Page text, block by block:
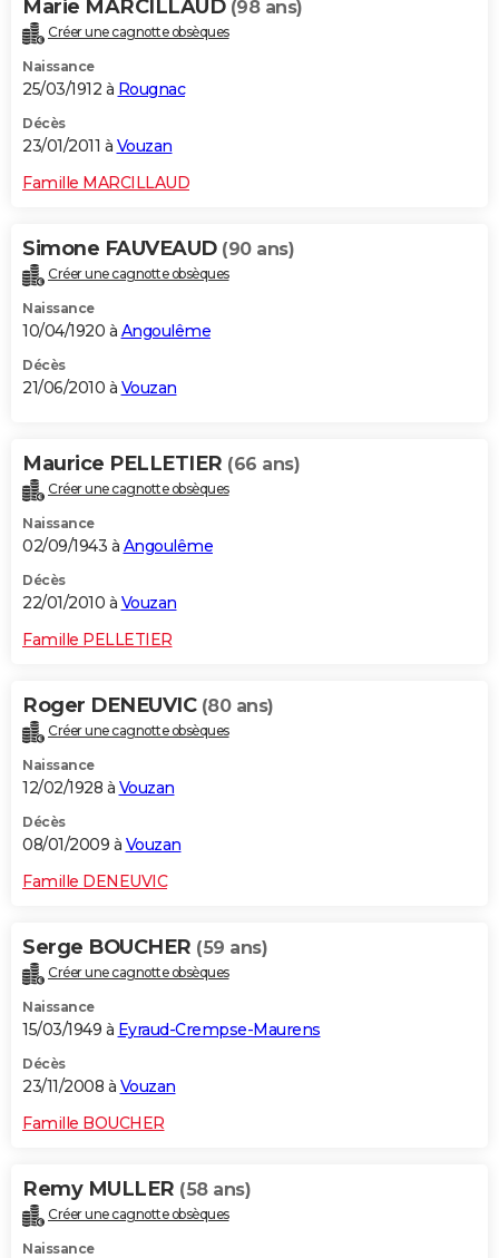
Marie MARCILLAUD (98 ans)
Créer une cagnotte obsèques
Naissance
25/03/1912 à Rougnac
Décès
23/01/2011 à Vouzan
Famille MARCILLAUD
Simone FAUVEAUD (90 ans)
Créer une cagnotte obsèques
Naissance
10/04/1920 à Angoulême
Décès
21/06/2010 à Vouzan
Maurice PELLETIER (66 ans)
Créer une cagnotte obsèques
Naissance
02/09/1943 à Angoulême
Décès
22/01/2010 à Vouzan
Famille PELLETIER
Roger DENEUVIC (80 ans)
Créer une cagnotte obsèques
Naissance
12/02/1928 à Vouzan
Décès
08/01/2009 à Vouzan
Famille DENEUVIC
Serge BOUCHER (59 ans)
Créer une cagnotte obsèques
Naissance
15/03/1949 à Eyraud-Crempse-Maurens
Décès
23/11/2008 à Vouzan
Famille BOUCHER
Remy MULLER (58 ans)
Créer une cagnotte obsèques
Naissance